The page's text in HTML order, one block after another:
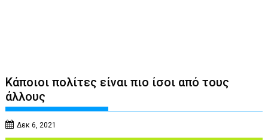
Κάποιοι πολίτες είναι πιο ίσοι από τους
άλλους
Δεκ 6, 2021